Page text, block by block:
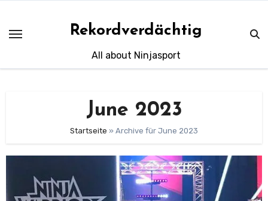
content
Rekordverdächtig
All about Ninjasport
June 2023
Startseite » Archive für June 2023